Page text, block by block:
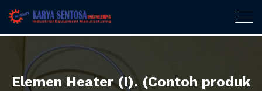
Karya Sentosa
Engineering
Elemen Heater (I). (Contoh produk